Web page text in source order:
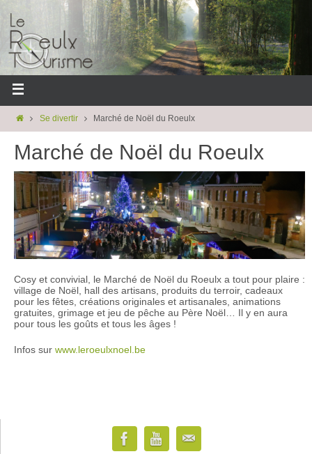
Se divertir Marché de Noël du Roeulx
Marché de Noël du Roeulx
Cosy et convivial, le Marché de Noël du Roeulx a tout pour plaire :
village de Noël, hall des artisans, produits du terroir, cadeaux
pour les fêtes, créations originales et artisanales, animations
gratuites, grimage et jeu de pêche au Père Noël… Il y en aura
pour tous les goûts et tous les âges !
Infos sur www.leroeulxnoel.be